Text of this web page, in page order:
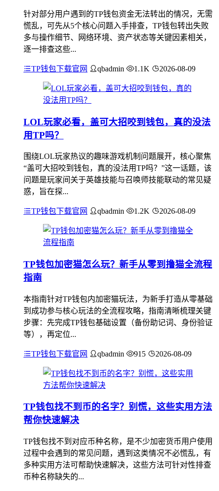
针对部分用户遇到的TP钱包资金无法转出的情况，无需
慌乱，可先从5个核心问题入手排查，TP钱包转出失败
多与操作细节、网络环境、资产状态等关键因素相关，
逐一排查这些...
TP钱包下载官网 qbadmin 1.1K 2026-08-09
LOL玩家必看，盖可大招咬到钱包，真的没法
用TP吗？
围绕LOL玩家热议的趣味游戏机制问题展开，核心聚焦
“盖可大招咬到钱包，真的没法用TP吗？”这一话题，该
问题是玩家间关于英雄技能与召唤师技能联动的常见疑
惑，旨在探...
TP钱包下载官网 qbadmin 1.2K 2026-08-09
TP钱包加密猫怎么玩？新手从零到撸猫全流程
指南
本指南针对TP钱包内加密猫玩法，为新手打造从零基础
到成功参与核心玩法的全流程攻略，指南清晰梳理关键
步骤：先完成TP钱包基础设置（备份助记词、身份验证
等），再定位...
TP钱包下载官网 qbadmin 915 2026-08-09
TP钱包找不到币的名字？别慌，这些实用方法
帮你快速解决
TP钱包找不到对应币种名称，是不少加密货币用户使用
过程中会遇到的常见问题，遇到这类情况不必慌乱，有
多种实用方法可帮助快速解决，这些方法可针对性排查
币种名称缺失的...